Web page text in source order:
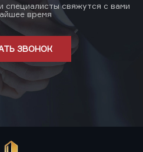
специалисты свяжутся с вами
время
ЗВОНОК